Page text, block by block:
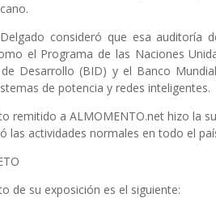
consideró que esa auditoría
el Programa de las Naciones
Desarrollo (BID) y el Banco
de potencia y redes inteligentes.
remitido a ALMOMENTO.net hizo la
las actividades normales en todo el
de su exposición es el siguiente: